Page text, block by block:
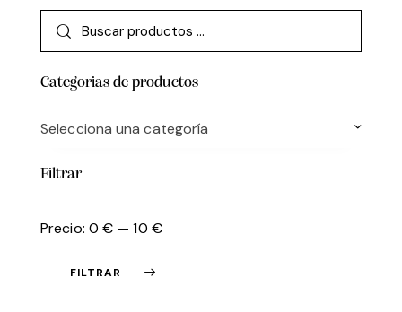
Categorias de productos
Selecciona una categoría
Filtrar
FILTRAR
Precio: 0 € —10 €